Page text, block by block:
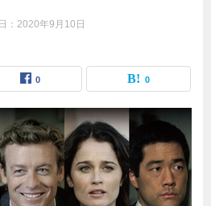
： 2020年9月10日
0 0